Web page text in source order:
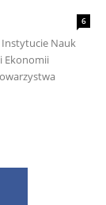
6
Nauk
Ekonomii